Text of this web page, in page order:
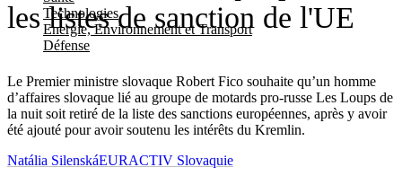
Technologies
Energie, Environnement et Transport
Défense
les listes de sanction de l'UE
Le Premier ministre slovaque Robert Fico souhaite qu’un homme
d’affaires slovaque lié au groupe de motards pro-russe Les Loups de
la nuit soit retiré de la liste des sanctions européennes, après y avoir
été ajouté pour avoir soutenu les intérêts du Kremlin.
Natália SilenskáEURACTIV Slovaquie